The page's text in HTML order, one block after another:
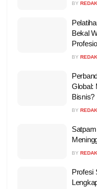
BY
Bekal
BY
Global:
Bisnis?
BY
BY
Profesi